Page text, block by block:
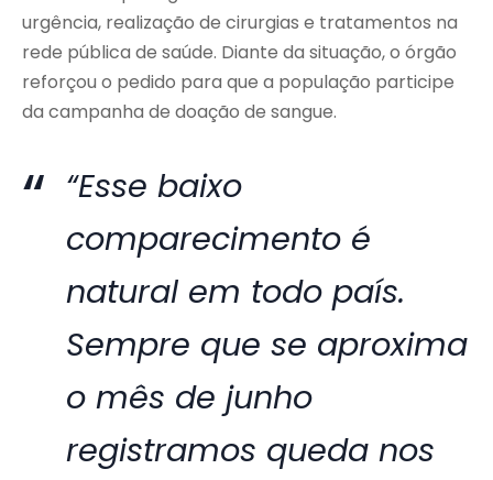
urgência, realização de cirurgias e tratamentos na
rede pública de saúde. Diante da situação, o órgão
reforçou o pedido para que a população participe
da campanha de doação de sangue.
“Esse baixo
comparecimento é
natural em todo país.
Sempre que se aproxima
o mês de junho
registramos queda nos